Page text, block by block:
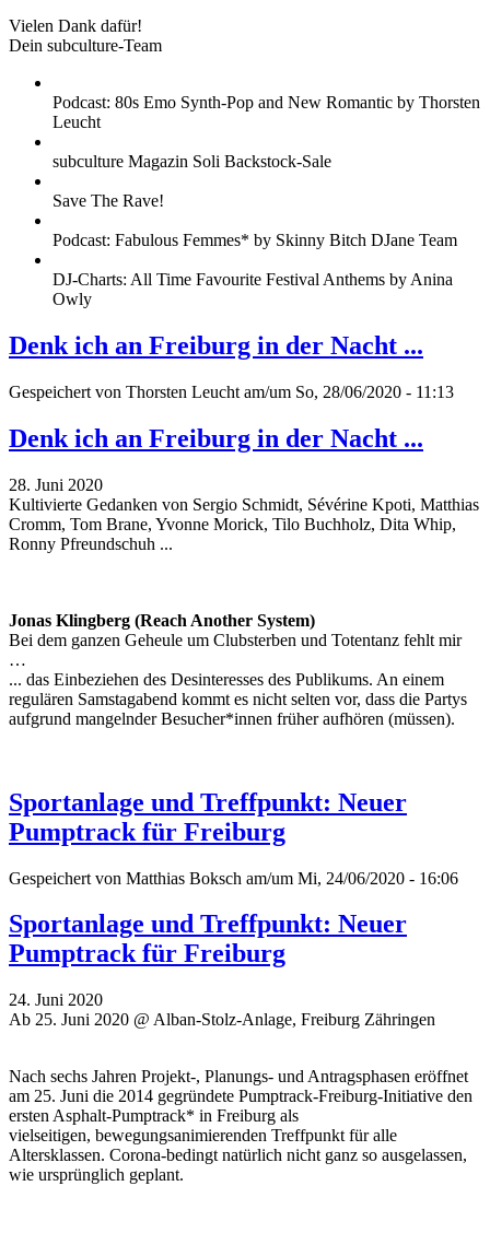
Vielen Dank dafür!
Dein subculture-Team
Podcast: 80s Emo Synth-Pop and New Romantic by Thorsten
Leucht
subculture Magazin Soli Backstock-Sale
Save The Rave!
Podcast: Fabulous Femmes* by Skinny Bitch DJane Team
DJ-Charts: All Time Favourite Festival Anthems by Anina
Owly
Denk ich an Freiburg in der Nacht ...
Gespeichert von Thorsten Leucht am/um So, 28/06/2020 - 11:13
Denk ich an Freiburg in der Nacht ...
28. Juni 2020
Kultivierte Gedanken von Sergio Schmidt, Sévérine Kpoti, Matthias
Cromm, Tom Brane, Yvonne Morick, Tilo Buchholz, Dita Whip,
Ronny Pfreundschuh ...
Jonas Klingberg (Reach Another System)
Bei dem ganzen Geheule um Clubsterben und Totentanz fehlt mir
…
... das Einbeziehen des Desinteresses des Publikums. An einem
regulären Samstagabend kommt es nicht selten vor, dass die Partys
aufgrund mangelnder Besucher*innen früher aufhören (müssen).
Sportanlage und Treffpunkt: Neuer
Pumptrack für Freiburg
Gespeichert von Matthias Boksch am/um Mi, 24/06/2020 - 16:06
Sportanlage und Treffpunkt: Neuer
Pumptrack für Freiburg
24. Juni 2020
Ab 25. Juni 2020 @ Alban-Stolz-Anlage, Freiburg Zähringen
Nach sechs Jahren Projekt-, Planungs- und Antragsphasen eröffnet
am 25. Juni die 2014 gegründete Pumptrack-Freiburg-Initiative den
ersten Asphalt-Pumptrack* in Freiburg als
vielseitigen, bewegungsanimierenden Treffpunkt für alle
Altersklassen. Corona-bedingt natürlich nicht ganz so ausgelassen,
wie ursprünglich geplant.